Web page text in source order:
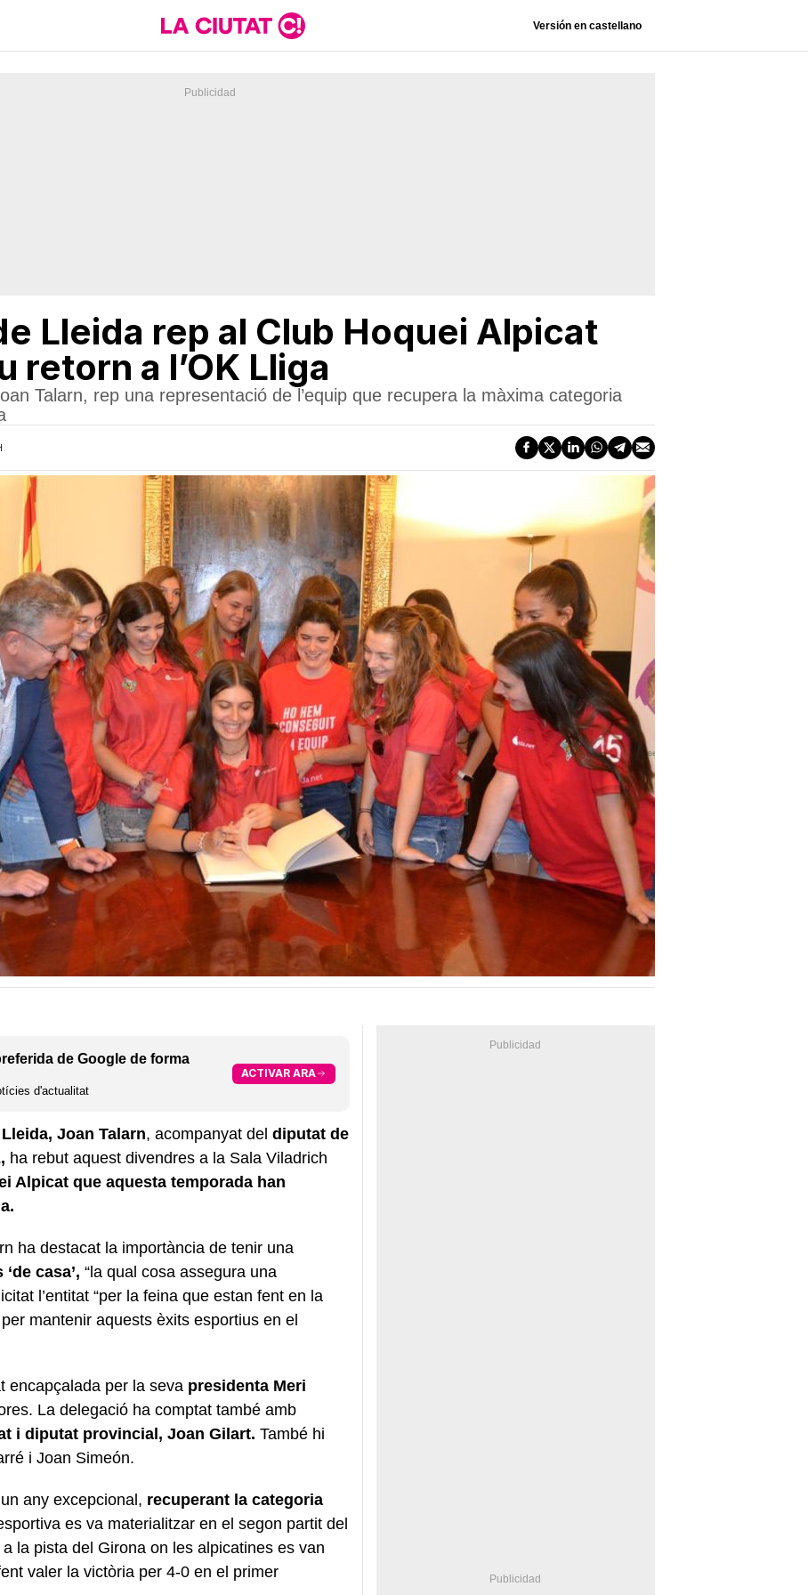
Versión en castellano
Lleida rep al Club Hoquei Alpicat
retorn a l’OK Lliga
Talarn, rep una representació de l’equip que recupera la màxima categoria
de Google de forma
d'actualitat
ACTIVAR ARA
Joan Talarn, acompanyat del diputat de
ha rebut aquest divendres a la Sala Viladrich
Alpicat que aquesta temporada han
ha destacat la importància de tenir una
casa’, “la qual cosa assegura una
l’entitat “per la feina que estan fent en la
mantenir aquests èxits esportius en el
encapçalada per la seva presidenta Meri
La delegació ha comptat també amb
i diputat provincial, Joan Gilart. També hi
i Joan Simeón.
any excepcional, recuperant la categoria
es va materialitzar en el segon partit del
la pista del Girona on les alpicatines es van
valer la victòria per 4-0 en el primer